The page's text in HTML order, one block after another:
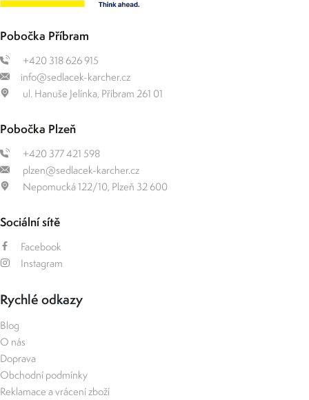
Pobočka Příbram
+420 318 626 915
info@sedlacek-karcher.cz
ul. Hanuše Jelínka, Příbram 261 01
Pobočka Plzeň
+420 377 421 598
plzen@sedlacek-karcher.cz
Nepomucká 122/10, Plzeň 32 600
Sociální sítě
Facebook
Instagram
Rychlé odkazy
Blog
O nás
Doprava
Obchodní podmínky
Reklamace a vrácení zboží